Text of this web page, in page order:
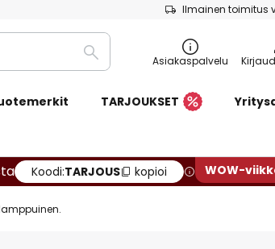
Ilmainen toimitus
Etsi Asiakaspalvelu
TARJOUKSET
Koodi:TARJOUS kopioi WOW-